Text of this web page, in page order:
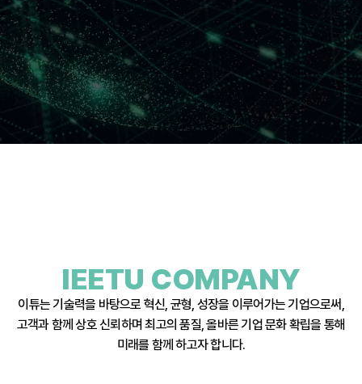
IEETU COMPANY
이튜는 기술력을 바탕으로 혁신, 균형, 성장을 이루어가는 기업으로써,
고객과 함께 상호 신뢰하며 최고의 품질, 올바른 기업 문화 확립을 통해
미래를 함께 하고자 합니다.